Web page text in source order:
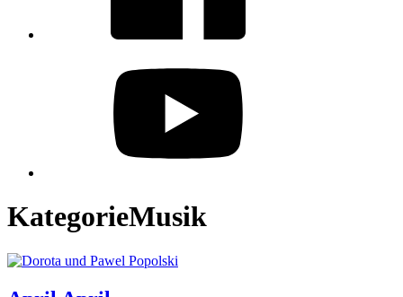
KategorieMusik